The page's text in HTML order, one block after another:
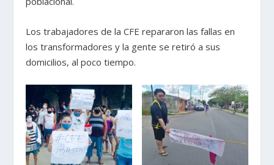
Los trabajadores de la CFE repararon las fallas en
los transformadores y la gente se retiró a sus
domicilios, al poco tiempo.